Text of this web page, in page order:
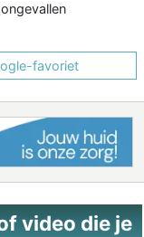
favoriet
video die je